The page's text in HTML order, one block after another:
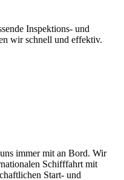
Inspektions- und
wir schnell und effektiv.
immer mit an Bord. Wir
Schifffahrt mit
Start- und